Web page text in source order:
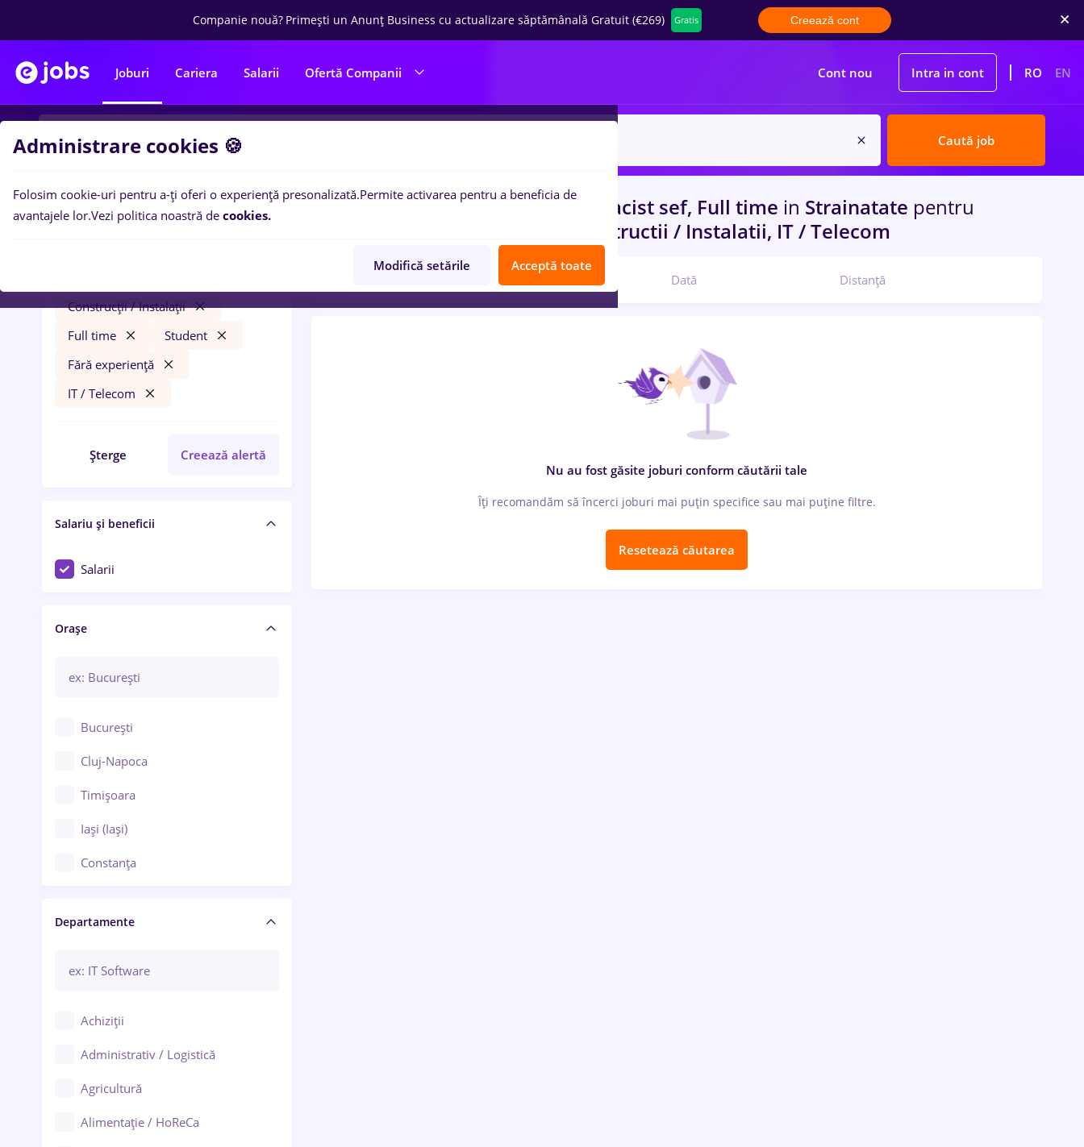
Companie nouă? Primești un Anunț Business cu actualizare săptămânală Gratuit (€269) Gratis Creează cont
Joburi Cariera Salarii Ofertă Companii Cont nou Intra in cont RO EN
Caută job
Filtre
Construcții / Instalații
Full time
Student
Fără experiență
IT / Telecom
Șterge Creează alertă
Salariu și beneficii
Salarii
Orașe
București
Cluj-Napoca
Timișoara
Iași (Iași)
Constanța
Brașov
Bacău
Galați (Galați)
Ploiești
Departamente
Achiziții
Administrativ / Logistică
Agricultură
Alimentație / HoReCa
0locuri de muncacu salarii farmacist sef, Full time in Strainatate pentru
Constructii / Instalatii, IT / Telecom
Relevanță Dată Distanță
Nu au fost găsite joburi conform căutării tale
Îți recomandăm să încerci joburi mai puțin specifice sau mai puține filtre.
Resetează căutarea
Administrare cookies 🍪
Folosim cookie-uri pentru a-ți oferi o experiență presonalizată.Permite activarea pentru a beneficia de
avantajele lor.Vezi politica noastră de cookies.
Modifică setările Acceptă toate